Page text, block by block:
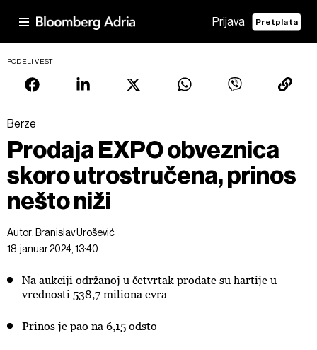
Prijava Pretplata
PODELI VEST
Berze
Prodaja EXPO obveznica
skoro utrostručena, prinos
nešto niži
Autor: Branislav Urošević
18. januar 2024, 13:40
Na aukciji održanoj u četvrtak prodate su hartije u
vrednosti 538,7 miliona evra
Prinos je pao na 6,15 odsto